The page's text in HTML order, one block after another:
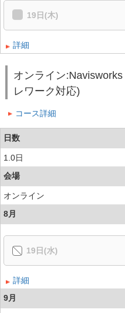
19日(木)
詳細
オンライン
レワーク対応)
コース詳細
日数
1.0日
会場
オンライン
8月
19日(水)
詳細
9月